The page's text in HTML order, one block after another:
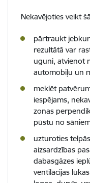
Nekavējoties veikt
pārtraukt
rezultātā var
uguni, atvienot
automobiļu un
meklēt
iespējams,
zonas
pūstu no
uzturoties
aizsardzības
dabasgāzes
ventilācijas